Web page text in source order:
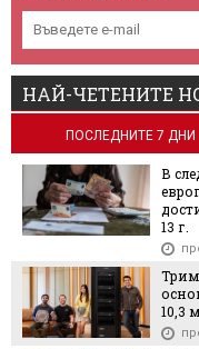
НАЙ-ЧЕТЕНИТЕ
ПОСЛЕДНИТЕ 7 ДНИ
В
13 г.
10,3